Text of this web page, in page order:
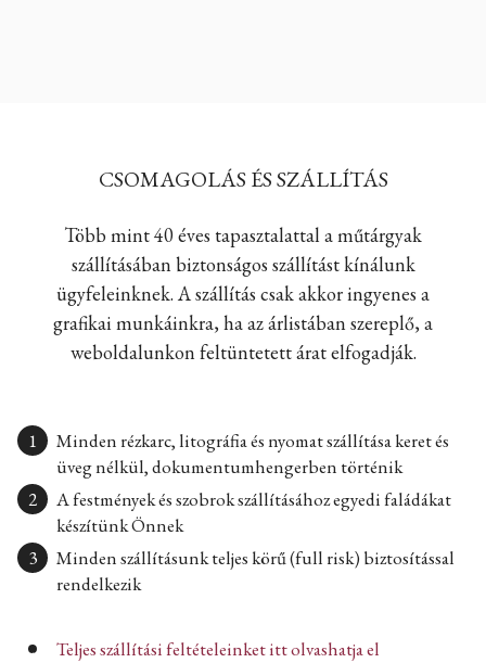
CSOMAGOLÁS ÉS SZÁLLÍTÁS
Több mint 40 éves tapasztalattal a műtárgyak
szállításában biztonságos szállítást kínálunk
ügyfeleinknek. A szállítás csak akkor ingyenes a
grafikai munkáinkra, ha az árlistában szereplő, a
weboldalunkon feltüntetett árat elfogadják.
Minden rézkarc, litográfia és nyomat szállítása keret és
üveg nélkül, dokumentumhengerben történik
A festmények és szobrok szállításához egyedi faládákat
készítünk Önnek
Minden szállításunk teljes körű (full risk) biztosítással
rendelkezik
Teljes szállítási feltételeinket itt olvashatja el